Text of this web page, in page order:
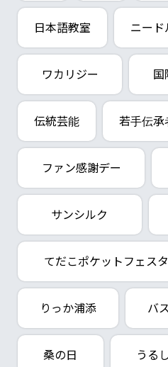
日本語教室 ニード
ワカリジー 国
伝統芸能 若手伝承
ファン感謝デー
サンシルク
てだこポケットフェスタ
りっか浦添 バ
桑の日 うるし